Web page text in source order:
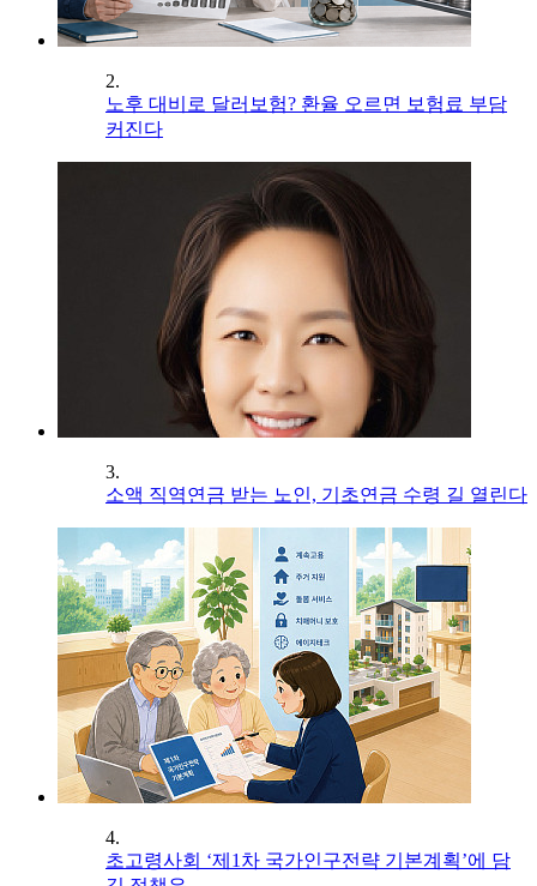
2.
노후 대비로 달러보험? 환율 오르면 보험료 부담
커진다
3.
소액 직역연금 받는 노인, 기초연금 수령 길 열린다
4.
초고령사회 ‘제1차 국가인구전략 기본계획’에 담